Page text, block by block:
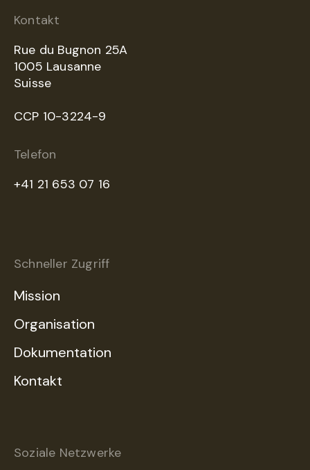
Kontakt
Rue du Bugnon 25A
1005 Lausanne
Suisse
CCP 10-3224-9
Telefon
+41 21 653 07 16
Schneller Zugriff
Mission
Organisation
Dokumentation
Kontakt
Soziale Netzwerke